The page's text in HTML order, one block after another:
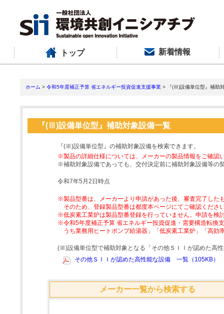
トップ 新着情報
ホーム > 令和5年度補正予算 省エネルギー投資促進支援事業 > 『(Ⅲ)設備単位型』補助
『(Ⅲ)設備単位型』補助対象設備一覧
『(Ⅲ)設備単位型』の補助対象設備を検索できます。
※製品の詳細仕様については、メーカーの製品情報をご確認
※補助対象設備であっても、交付決定前に補助対象設備等の
令和7年5月2日時点
※製品型番は、メーカーより申請があった後、審査完了した
そのため、登録製品型番は都度本ページにてご確認くださ
※低炭素工業炉は製品型番登録を行っていません。申請を検
※令和5年度補正予算 省エネルギー投資促進・需要構造転換
うち業務用ヒートポンプ給湯器」「低炭素工業炉」「高
(Ⅲ)設備単位型で補助対象となる「その他ＳＩＩが認めた高
その他ＳＩＩが認めた高性能な設備 一覧（105KB）
メーカー一覧から検索する